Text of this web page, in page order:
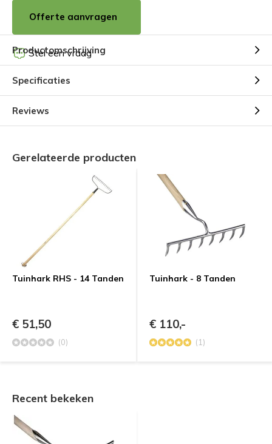
Offerte aanvragen
Stel een vraag
Productomschrijving
Specificaties
Reviews
Gerelateerde producten
Tuinhark RHS - 14 Tanden
€ 51,50
(0)
Tuinhark - 8 Tanden
€ 110,-
(1)
Recent bekeken